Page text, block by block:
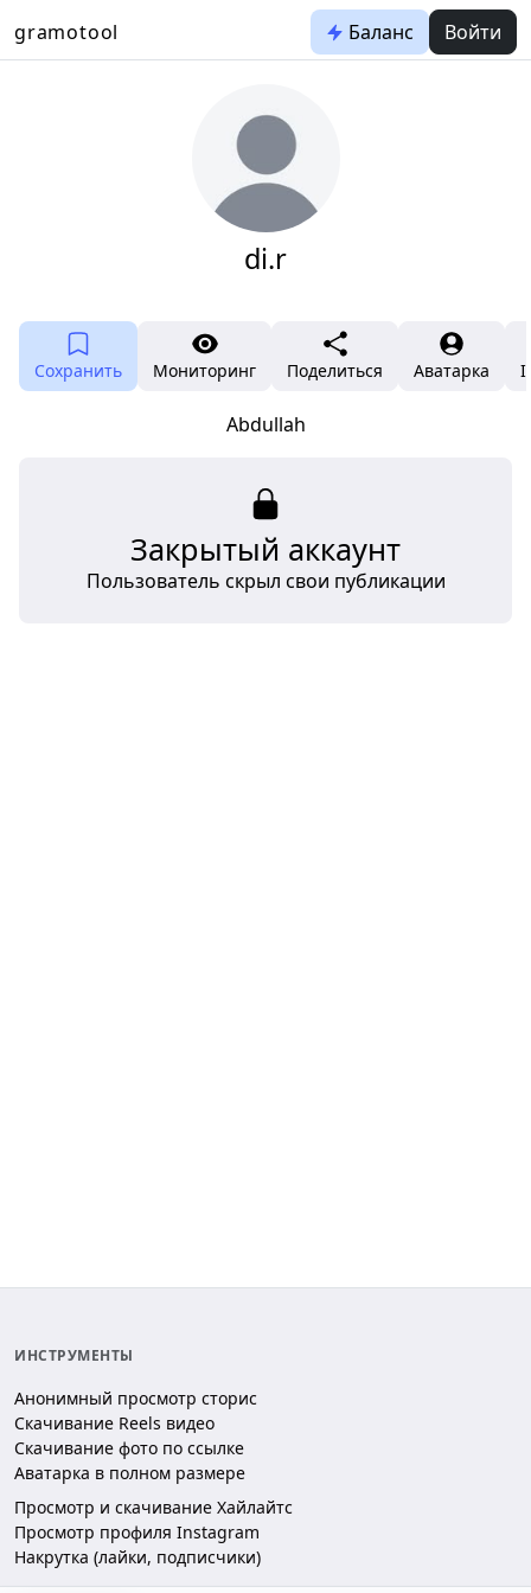
gramotool Баланс Войти
di.r
Сохранить Мониторинг Поделиться Аватарка
Abdullah
Закрытый аккаунт
Пользователь скрыл свои публикации
ИНСТРУМЕНТЫ
Анонимный просмотр сторис
Скачивание Reels видео
Скачивание фото по ссылке
Аватарка в полном размере
Просмотр и скачивание Хайлайтс
Просмотр профиля Instagram
Накрутка (лайки, подписчики)